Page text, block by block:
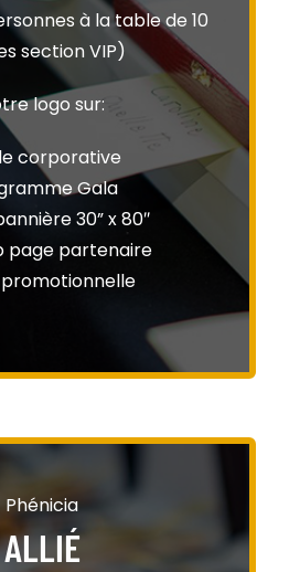
à la table de 10
section VIP)
logo sur:
corporative
Gala
30” x 80″
page partenaire
ALLIÉ
Phénicia